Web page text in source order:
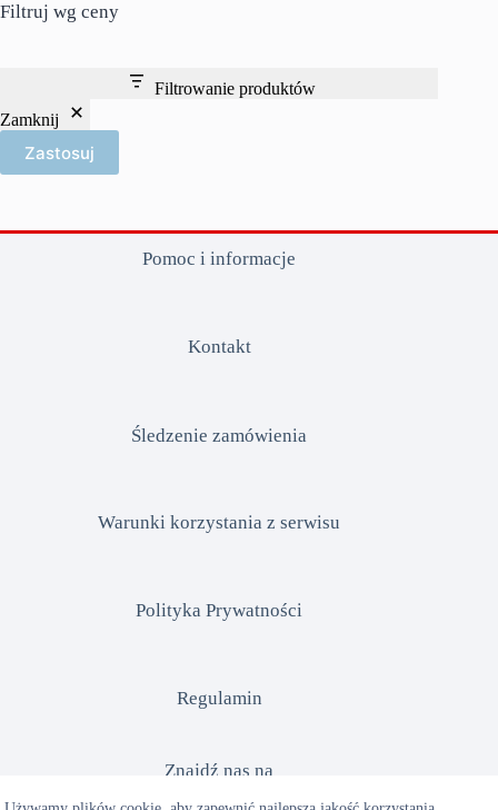
Filtruj wg ceny
Filtrowanie produktów
Zamknij
Zastosuj
Pomoc i informacje
Kontakt
Śledzenie zamówienia
Warunki korzystania z serwisu
Polityka Prywatności
Regulamin
Znajdź nas na